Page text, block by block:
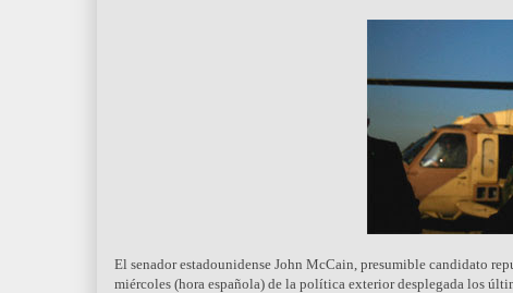
El senador estadounidense John McCain, presumible candidato
miércoles (hora española) de la política exterior desplegada los